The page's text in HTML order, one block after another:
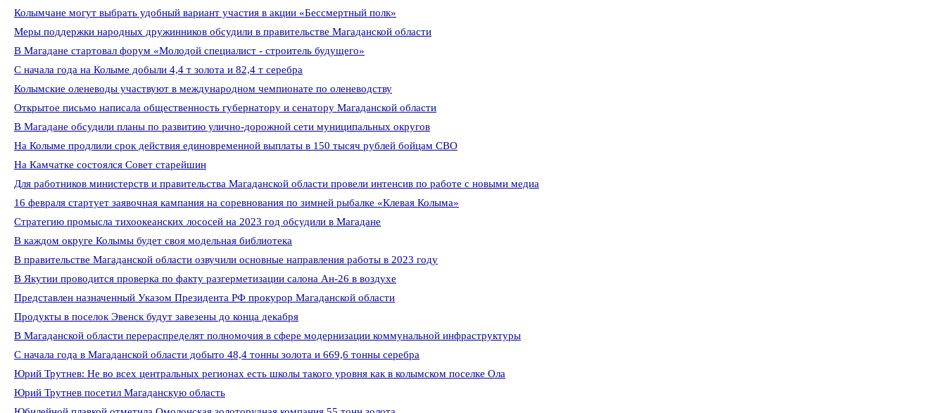
Колымчане могут выбрать удобный вариант участия в акции «Бессмертный полк»
Меры поддержки народных дружинников обсудили в правительстве Магаданской области
В Магадане стартовал форум «Молодой специалист - строитель будущего»
С начала года на Колыме добыли 4,4 т золота и 82,4 т серебра
Колымские оленеводы участвуют в международном чемпионате по оленеводству
Открытое письмо написала общественность губернатору и сенатору Магаданской области
В Магадане обсудили планы по развитию улично-дорожной сети муниципальных округов
На Колыме продлили срок действия единовременной выплаты в 150 тысяч рублей бойцам СВО
На Камчатке состоялся Совет старейшин
Для работников министерств и правительства Магаданской области провели интенсив по работе с новыми медиа
16 февраля стартует заявочная кампания на соревнования по зимней рыбалке «Клевая Колыма»
Стратегию промысла тихоокеанских лососей на 2023 год обсудили в Магадане
В каждом округе Колымы будет своя модельная библиотека
В правительстве Магаданской области озвучили основные направления работы в 2023 году
В Якутии проводится проверка по факту разгерметизации салона Ан-26 в воздухе
Представлен назначенный Указом Президента РФ прокурор Магаданской области
Продукты в поселок Эвенск будут завезены до конца декабря
В Магаданской области перераспределят полномочия в сфере модернизации коммунальной инфраструктуры
С начала года в Магаданской области добыто 48,4 тонны золота и 669,6 тонны серебра
Юрий Трутнев: Не во всех центральных регионах есть школы такого уровня как в колымском поселке Ола
Юрий Трутнев посетил Магаданскую область